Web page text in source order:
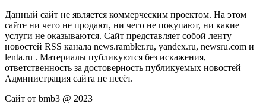
Данный сайт не является коммерческим проектом. На этом
сайте ни чего не продают, ни чего не покупают, ни какие
услуги не оказываются. Сайт представляет собой ленту
новостей RSS канала news.rambler.ru, yandex.ru, newsru.com и
lenta.ru . Материалы публикуются без искажения,
ответственность за достоверность публикуемых новостей
Администрация сайта не несёт.
Сайт от bmb3 @ 2023